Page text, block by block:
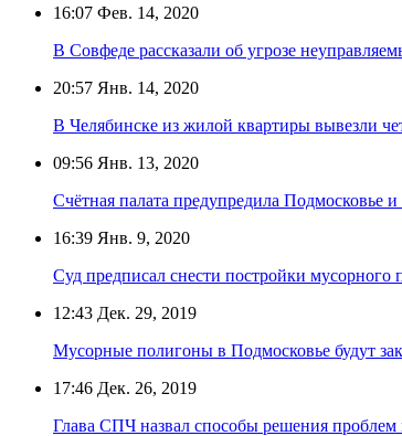
16:07 Фев. 14, 2020
В Совфеде рассказали об угрозе
20:57 Янв. 14, 2020
В Челябинске из жилой квартиры вывезли
09:56 Янв. 13, 2020
Счётная палата предупредила Подмосковье
16:39 Янв. 9, 2020
Суд предписал снести постройки мусорного
12:43 Дек. 29, 2019
Мусорные полигоны в Подмосковье будут
17:46 Дек. 26, 2019
Глава СПЧ назвал способы решения